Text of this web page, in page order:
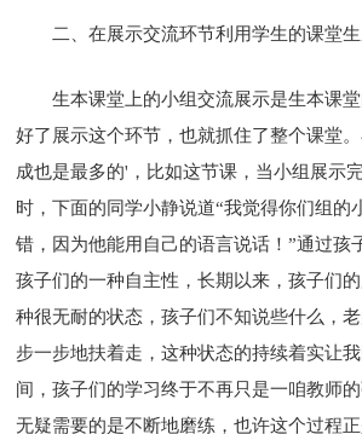
二、在展示交流环节利用学生的课堂生
生本课堂上的小组交流展示是生本课
好了展示这个环节，也就抓住了整个课堂
成也是最多的'，比如这节课，当小组展示
时，下面的同学小静说道“我觉得你们组的
错，因为他能用自己的语言说话！”通过孩
孩子们的一种自主性，长期以来，孩子们
种很无耐的状态，孩子们不知说些什么，
步一步地扶着走，这种状态的持续着实让
间，孩子们的学习终于不再只是一咱教师
无疑需要的是不断地磨练，也许这个过程